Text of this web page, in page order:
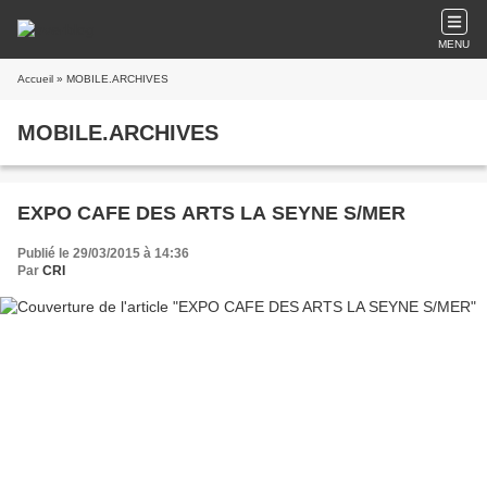
MENU
Accueil » MOBILE.ARCHIVES
MOBILE.ARCHIVES
EXPO CAFE DES ARTS LA SEYNE S/MER
Publié le 29/03/2015 à 14:36
Par CRI